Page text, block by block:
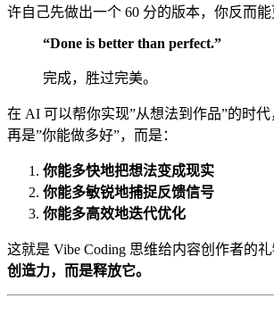
许自己先做出一个 60 分的版本，你反而能
“Done is better than perfect.”
完成，胜过完美。
在 AI 可以帮你实现”从想法到作品”的时
再是”你能做多好”，而是：
你能多快地把想法变成现实
你能多敏锐地捕捉反馈信号
你能多高效地迭代优化
这就是 Vibe Coding 思维给内容创作者的礼
创造力，而是释放它。